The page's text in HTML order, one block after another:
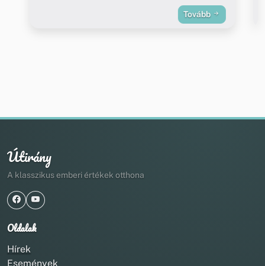
Tovább
Útirány
A klasszikus emberi értékek otthona
Oldalak
Hírek
Események